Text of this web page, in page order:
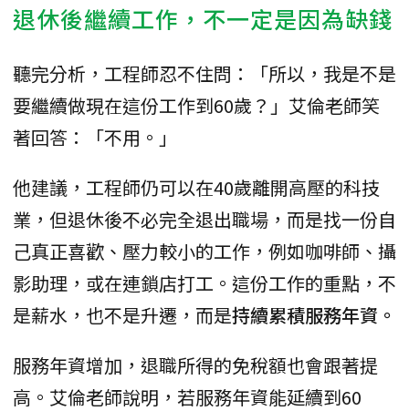
退休後繼續工作，不一定是因為缺錢
聽完分析，工程師忍不住問：「所以，我是不是
要繼續做現在這份工作到60歲？」艾倫老師笑
著回答：「不用。」
他建議，工程師仍可以在40歲離開高壓的科技
業，但退休後不必完全退出職場，而是找一份自
己真正喜歡、壓力較小的工作，例如咖啡師、攝
影助理，或在連鎖店打工。這份工作的重點，不
是薪水，也不是升遷，而是持續累積服務年資。
服務年資增加，退職所得的免稅額也會跟著提
高。艾倫老師說明，若服務年資能延續到60